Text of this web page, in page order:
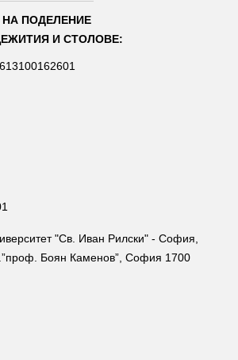
ПОДЕЛЕНИЕ
И СТОЛОВЕ:
"Св. Иван Рилски" - София,
Боян Каменов”, София 1700